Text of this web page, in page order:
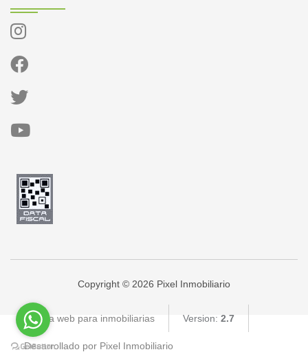
Copyright © 2026 Pixel Inmobiliario
Página web para inmobiliarias Version: 2.7
Desarrollado por Pixel Inmobiliario